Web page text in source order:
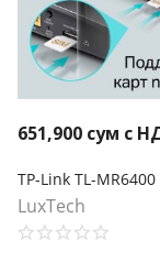
651,900 сум с
LuxTech